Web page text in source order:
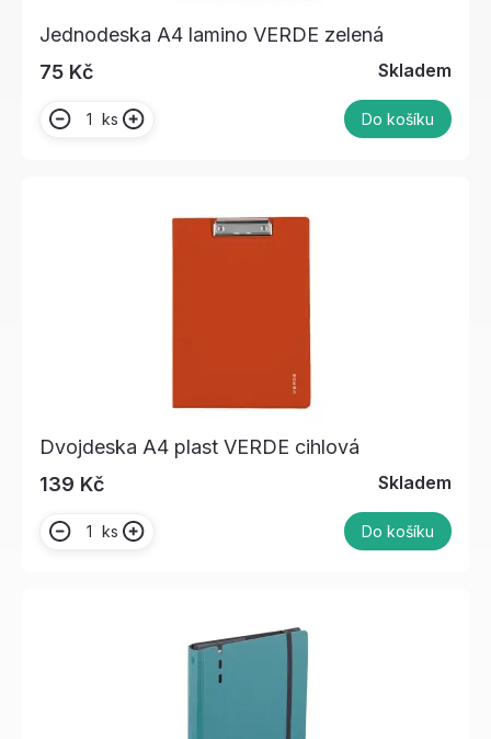
Jednodeska A4 lamino VERDE zelená
75 Kč
Skladem
ks Do košíku
Dvojdeska A4 plast VERDE cihlová
139 Kč
Skladem
ks Do košíku